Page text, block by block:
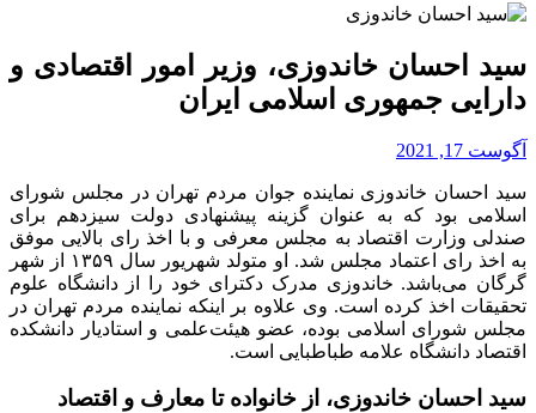
سید احسان خاندوزی، وزیر امور اقتصادی و
دارایی جمهوری اسلامی ایران
آگوست 17, 2021
سید احسان خاندوزی نماینده جوان مردم تهران در مجلس شورای
اسلامی بود که به عنوان گزینه پیشنهادی دولت سیزدهم برای
صندلی وزارت اقتصاد به مجلس معرفی و با اخذ رای بالایی موفق
به اخذ رای اعتماد مجلس شد. او متولد شهریور سال ۱۳۵۹ از شهر
گرگان می‌باشد. خاندوزی مدرک دکترای خود را از دانشگاه علوم
تحقیقات اخذ کرده است. وی علاوه بر اینکه نماینده مردم تهران در
مجلس شورای اسلامی بوده، عضو هیئت‌علمی و استادیار دانشکده
اقتصاد دانشگاه علامه طباطبایی است.
سید احسان خاندوزی، از خانواده تا معارف و اقتصاد